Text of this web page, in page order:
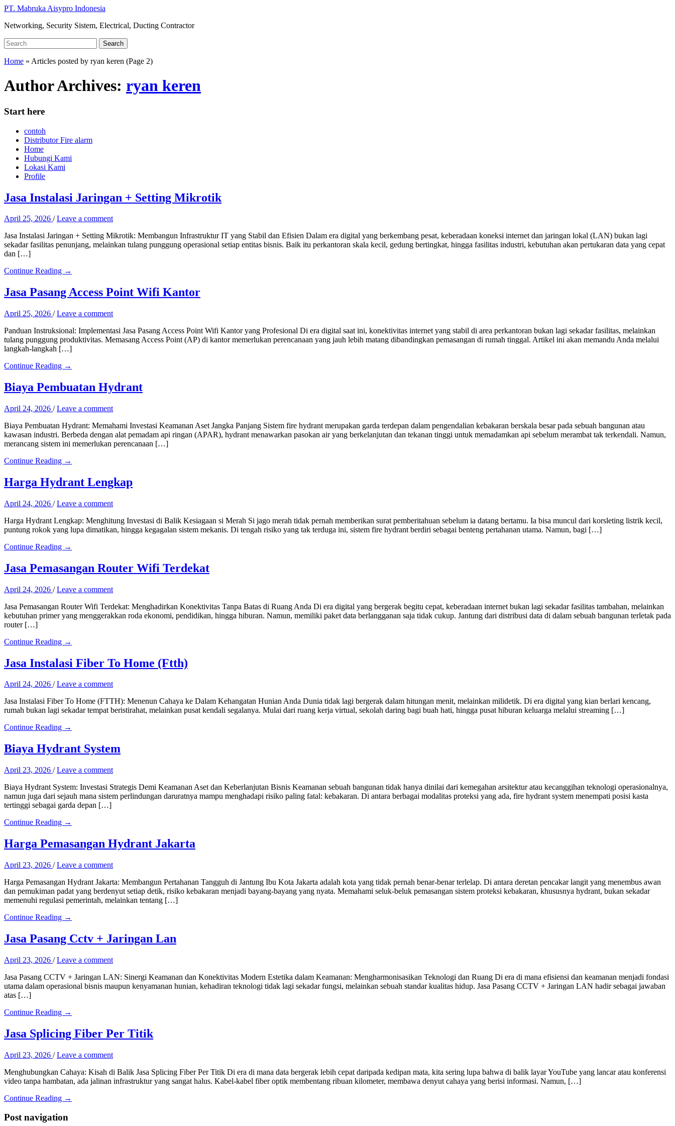
Skip
main
PT. Mabruka Aisypro Indonesia
Networking, Security Sistem, Electrical, Ducting Contractor
Search
for:
Search
Home » Articles posted by ryan keren (Page 2)
Author Archives: ryan keren
Start here
contoh
Distributor Fire alarm
Home
Hubungi Kami
Lokasi Kami
Profile
Jasa Instalasi Jaringan + Setting Mikrotik
April 25, 2026 /Leave a comment
Jasa Instalasi Jaringan + Setting Mikrotik: Membangun Infrastruktur IT yang Stabil dan Efisien Dalam era digital yang berkembang pesat, keberadaan koneksi internet dan jaringan lokal (LAN) bukan lagi
sekadar fasilitas penunjang, melainkan tulang punggung operasional setiap entitas bisnis. Baik itu perkantoran skala kecil, gedung bertingkat, hingga fasilitas industri, kebutuhan akan pertukaran data yang cepat
dan […]
Continue Reading →
Jasa Pasang Access Point Wifi Kantor
April 25, 2026 /Leave a comment
Panduan Instruksional: Implementasi Jasa Pasang Access Point Wifi Kantor yang Profesional Di era digital saat ini, konektivitas internet yang stabil di area perkantoran bukan lagi sekadar fasilitas, melainkan
tulang punggung produktivitas. Memasang Access Point (AP) di kantor memerlukan perencanaan yang jauh lebih matang dibandingkan pemasangan di rumah tinggal. Artikel ini akan memandu Anda melalui
langkah-langkah […]
Continue Reading →
Biaya Pembuatan Hydrant
April 24, 2026 /Leave a comment
Biaya Pembuatan Hydrant: Memahami Investasi Keamanan Aset Jangka Panjang Sistem fire hydrant merupakan garda terdepan dalam pengendalian kebakaran berskala besar pada sebuah bangunan atau
kawasan industri. Berbeda dengan alat pemadam api ringan (APAR), hydrant menawarkan pasokan air yang berkelanjutan dan tekanan tinggi untuk memadamkan api sebelum merambat tak terkendali. Namun,
merancang sistem ini memerlukan perencanaan […]
Continue Reading →
Harga Hydrant Lengkap
April 24, 2026 /Leave a comment
Harga Hydrant Lengkap: Menghitung Investasi di Balik Kesiagaan si Merah Si jago merah tidak pernah memberikan surat pemberitahuan sebelum ia datang bertamu. Ia bisa muncul dari korsleting listrik kecil,
puntung rokok yang lupa dimatikan, hingga kegagalan sistem mekanis. Di tengah risiko yang tak terduga ini, sistem fire hydrant berdiri sebagai benteng pertahanan utama. Namun, bagi […]
Continue Reading →
Jasa Pemasangan Router Wifi Terdekat
April 24, 2026 /Leave a comment
Jasa Pemasangan Router Wifi Terdekat: Menghadirkan Konektivitas Tanpa Batas di Ruang Anda Di era digital yang bergerak begitu cepat, keberadaan internet bukan lagi sekadar fasilitas tambahan, melainkan
kebutuhan primer yang menggerakkan roda ekonomi, pendidikan, hingga hiburan. Namun, memiliki paket data berlangganan saja tidak cukup. Jantung dari distribusi data di dalam sebuah bangunan terletak pada
router […]
Continue Reading →
Jasa Instalasi Fiber To Home (Ftth)
April 24, 2026 /Leave a comment
Jasa Instalasi Fiber To Home (FTTH): Menenun Cahaya ke Dalam Kehangatan Hunian Anda Dunia tidak lagi bergerak dalam hitungan menit, melainkan milidetik. Di era digital yang kian berlari kencang,
rumah bukan lagi sekadar tempat beristirahat, melainkan pusat kendali segalanya. Mulai dari ruang kerja virtual, sekolah daring bagi buah hati, hingga pusat hiburan keluarga melalui streaming […]
Continue Reading →
Biaya Hydrant System
April 23, 2026 /Leave a comment
Biaya Hydrant System: Investasi Strategis Demi Keamanan Aset dan Keberlanjutan Bisnis Keamanan sebuah bangunan tidak hanya dinilai dari kemegahan arsitektur atau kecanggihan teknologi operasionalnya,
namun juga dari sejauh mana sistem perlindungan daruratnya mampu menghadapi risiko paling fatal: kebakaran. Di antara berbagai modalitas proteksi yang ada, fire hydrant system menempati posisi kasta
tertinggi sebagai garda depan […]
Continue Reading →
Harga Pemasangan Hydrant Jakarta
April 23, 2026 /Leave a comment
Harga Pemasangan Hydrant Jakarta: Membangun Pertahanan Tangguh di Jantung Ibu Kota Jakarta adalah kota yang tidak pernah benar-benar terlelap. Di antara deretan pencakar langit yang menembus awan
dan pemukiman padat yang berdenyut setiap detik, risiko kebakaran menjadi bayang-bayang yang nyata. Memahami seluk-beluk pemasangan sistem proteksi kebakaran, khususnya hydrant, bukan sekadar
memenuhi regulasi pemerintah, melainkan tentang […]
Continue Reading →
Jasa Pasang Cctv + Jaringan Lan
April 23, 2026 /Leave a comment
Jasa Pasang CCTV + Jaringan LAN: Sinergi Keamanan dan Konektivitas Modern Estetika dalam Keamanan: Mengharmonisasikan Teknologi dan Ruang Di era di mana efisiensi dan keamanan menjadi fondasi
utama dalam operasional bisnis maupun kenyamanan hunian, kehadiran teknologi tidak lagi sekadar fungsi, melainkan sebuah standar kualitas hidup. Jasa Pasang CCTV + Jaringan LAN hadir sebagai jawaban
atas […]
Continue Reading →
Jasa Splicing Fiber Per Titik
April 23, 2026 /Leave a comment
Menghubungkan Cahaya: Kisah di Balik Jasa Splicing Fiber Per Titik Di era di mana data bergerak lebih cepat daripada kedipan mata, kita sering lupa bahwa di balik layar YouTube yang lancar atau konferensi
video tanpa hambatan, ada jalinan infrastruktur yang sangat halus. Kabel-kabel fiber optik membentang ribuan kilometer, membawa denyut cahaya yang berisi informasi. Namun, […]
Continue Reading →
Post navigation